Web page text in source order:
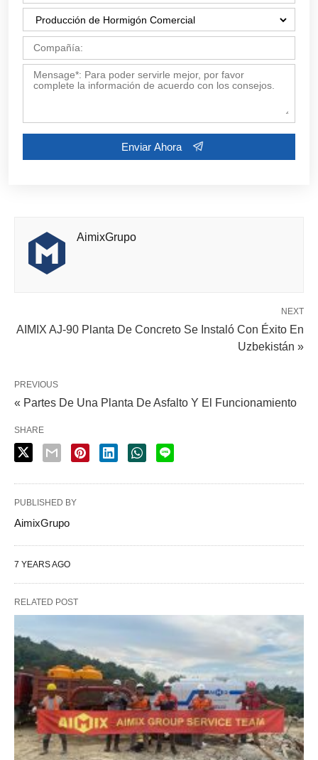
Describa el tipo deproyecto(por ejemplo, construcción
AimixGrupo
NEXT
AIMIX AJ-90 Planta De Concreto Se Instaló Con Éxito En
Uzbekistán »
PREVIOUS
« Partes De Una Planta De Asfalto Y El Funcionamiento
SHARE
PUBLISHED BY
AimixGrupo
7 YEARS AGO
RELATED POST